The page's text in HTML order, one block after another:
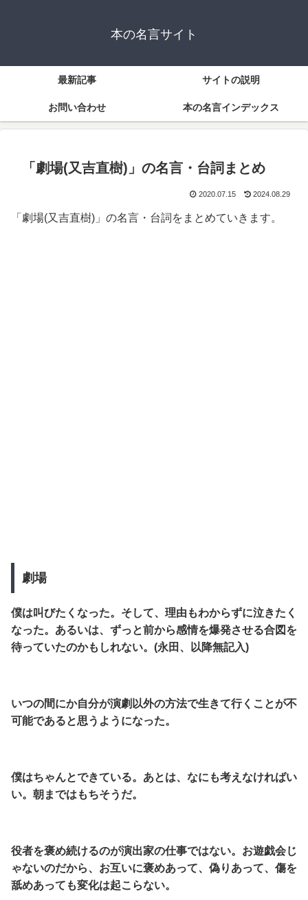
本の名言サイト
最新記事 サイトの説明
お問い合わせ 本の名言インデックス
「劇場(又吉直樹)」の名言・台詞まとめ
2020.07.15 2024.08.29
「劇場(又吉直樹)」の名言・台詞をまとめていきます。
劇場
僕は叫びたくなった。そして、理由もわからずに泣きたく
なった。あるいは、ずっと前から感情を爆発させる合図を
待っていたのかもしれない。(永田、以降無記入)
いつの間にか自分が演劇以外の方法で生きて行くことが不
可能であると思うようになった。
僕はちゃんとできている。あとは、なにも考えなければい
い。朝まではもちそうだ。
役者を褒め続けるのが演出家の仕事ではない。お遊戯会じ
ゃないのだから、お互いに褒めあって、偽りあって、傷を
舐めあっても変化は起こらない。